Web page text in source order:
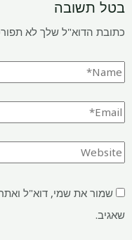
בטל תשובה
כתובת הדוא"ל שלך לא
שמור את שמי, דוא"ל
שאגיב.